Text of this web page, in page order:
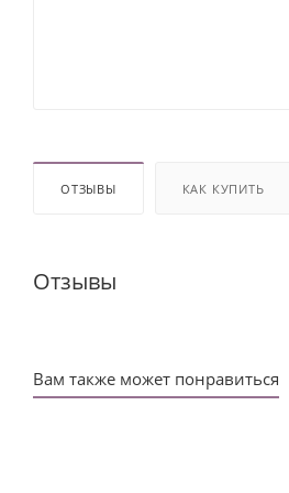
ОТЗЫВЫ КАК КУПИТЬ
Отзывы
Вам также может понравиться